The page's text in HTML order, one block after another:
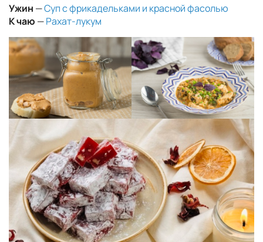
Ужин —Суп с фрикадельками и красной фасолью
К чаю —Рахат-лукум